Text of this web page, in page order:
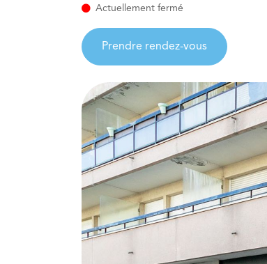
Actuellement fermé
Prendre rendez-vous